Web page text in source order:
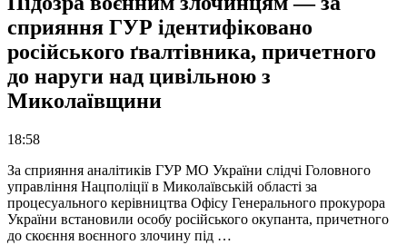
сприяння ГУР ідентифіковано
російського ґвалтівника, причетного
до наруги над цивільною з
Миколаївщини
18:58
За сприяння аналітиків ГУР МО України слідчі Головного
управління Нацполіції в Миколаївській області за
процесуального керівництва Офісу Генерального прокурора
України встановили особу російського окупанта, причетного
до скоєння воєнного злочину під …